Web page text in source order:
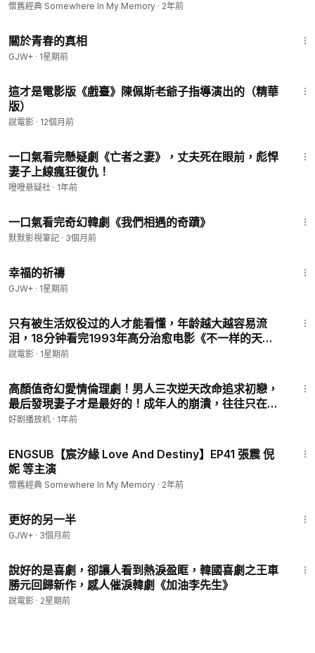
懷舊經典 Somewhere In My Memory · 2年前
關於青春的真相
GJW+ · 1星期前
這才是電影版《戲臺》陳佩斯老爺子指導演出的（精華
版）
說電影 · 12個月前
一口氣看完懸疑劇《亡者之妻》，丈夫死在眼前，彪悍
妻子上線瘋狂復仇！
噔噔悬疑社 · 1年前
一口氣看完奇幻韓劇《我們相遇的奇蹟》
默默影視筆記 · 3個月前
幸福的祈禱
GJW+ · 1星期前
只有被生活奴役过的人才能看懂，年龄越大越容易流
泪，18分钟看完1993年高分治愈电影《不一样的天
空》
說電影 · 1星期前
高顏值奇幻愛情倫理劇！男人三次逆天改命追求初戀，
最后發現妻子才是最好的！成年人的崩潰，往往只在一
瞬間！一口氣看完《認識的妻子》！#池晟#韓志旼#張
好剧播放机 · 1年前
ENGSUB【宸汐緣 Love And Destiny】EP41 張震 倪
妮 等主演
懷舊經典 Somewhere In My Memory · 2年前
更好的另一半
GJW+ · 3個月前
說好的是喜劇，卻讓人看到熱淚盈眶，韓國喜劇之王車
勝元回歸新作，感人催淚韓劇《加油李先生》
說電影 · 2星期前